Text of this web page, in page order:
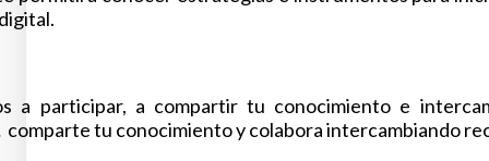
a participar, a compartir tu conocimiento e
comparte tu conocimiento y colabora intercambiando